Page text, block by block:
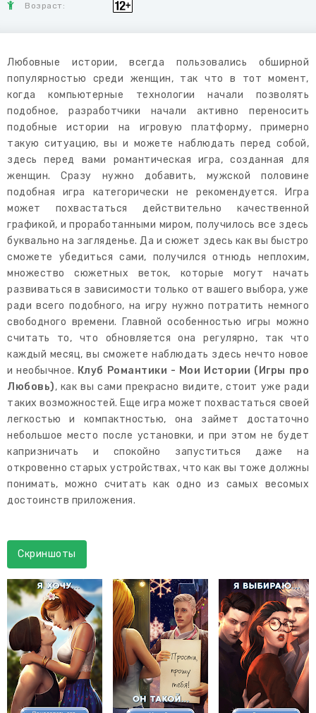
Возраст:
Любовные истории, всегда пользовались обширной
популярностью среди женщин, так что в тот момент,
когда компьютерные технологии начали позволять
подобное, разработчики начали активно переносить
подобные истории на игровую платформу, примерно
такую ситуацию, вы и можете наблюдать перед собой,
здесь перед вами романтическая игра, созданная для
женщин. Сразу нужно добавить, мужской половине
подобная игра категорически не рекомендуется. Игра
может похвастаться действительно качественной
графикой, и проработанными миром, получилось все здесь
буквально на загляденье. Да и сюжет здесь как вы быстро
сможете убедиться сами, получился отнюдь неплохим,
множество сюжетных веток, которые могут начать
развиваться в зависимости только от вашего выбора, уже
ради всего подобного, на игру нужно потратить немного
свободного времени. Главной особенностью игры можно
считать то, что обновляется она регулярно, так что
каждый месяц, вы сможете наблюдать здесь нечто новое
и необычное. Клуб Романтики - Мои Истории (Игры про
Любовь), как вы сами прекрасно видите, стоит уже ради
таких возможностей. Еще игра может похвастаться своей
легкостью и компактностью, она займет достаточно
небольшое место после установки, и при этом не будет
капризничать и спокойно запуститься даже на
откровенно старых устройствах, что как вы тоже должны
понимать, можно считать как одно из самых весомых
достоинств приложения.
Скриншоты